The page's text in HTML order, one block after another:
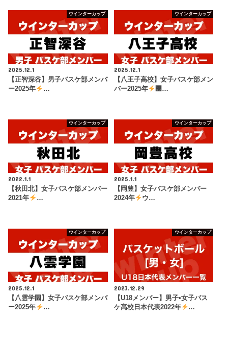
ウインターカップ
2025.12.1
【正智深谷】男子バスケ部メンバ
ー2025年
…
ウインターカップ
2025.12.1
【八王子高校】女子バスケ部メン
バー2025年
࿠…
ウインターカップ
2022.1.1
【秋田北】女子バスケ部メンバー
2021年
…
ウインターカップ
2025.1.1
【岡豊】女子バスケ部メンバー
2024年
ウ…
ウインターカップ
2025.12.1
【八雲学園】女子バスケ部メンバ
ー2025年
…
ウインターカップ
2023.12.29
【U18メンバー】男子•女子バス
ケ高校日本代表2022年
…